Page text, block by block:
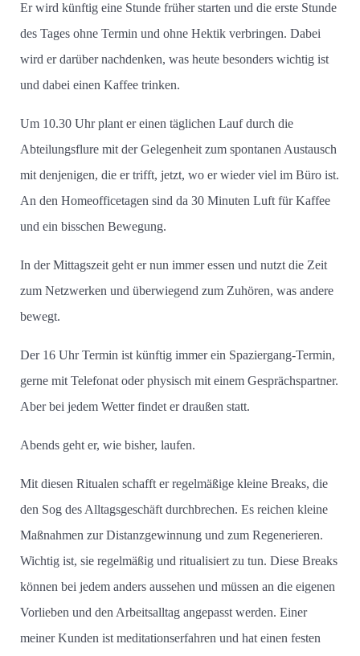
Er wird künftig eine Stunde früher starten und die erste Stunde
des Tages ohne Termin und ohne Hektik verbringen. Dabei
wird er darüber nachdenken, was heute besonders wichtig ist
und dabei einen Kaffee trinken.
Um 10.30 Uhr plant er einen täglichen Lauf durch die
Abteilungsflure mit der Gelegenheit zum spontanen Austausch
mit denjenigen, die er trifft, jetzt, wo er wieder viel im Büro ist.
An den Homeofficetagen sind da 30 Minuten Luft für Kaffee
und ein bisschen Bewegung.
In der Mittagszeit geht er nun immer essen und nutzt die Zeit
zum Netzwerken und überwiegend zum Zuhören, was andere
bewegt.
Der 16 Uhr Termin ist künftig immer ein Spaziergang-Termin,
gerne mit Telefonat oder physisch mit einem Gesprächspartner.
Aber bei jedem Wetter findet er draußen statt.
Abends geht er, wie bisher, laufen.
Mit diesen Ritualen schafft er regelmäßige kleine Breaks, die
den Sog des Alltagsgeschäft durchbrechen. Es reichen kleine
Maßnahmen zur Distanzgewinnung und zum Regenerieren.
Wichtig ist, sie regelmäßig und ritualisiert zu tun. Diese Breaks
können bei jedem anders aussehen und müssen an die eigenen
Vorlieben und den Arbeitsalltag angepasst werden. Einer
meiner Kunden ist meditationserfahren und hat einen festen